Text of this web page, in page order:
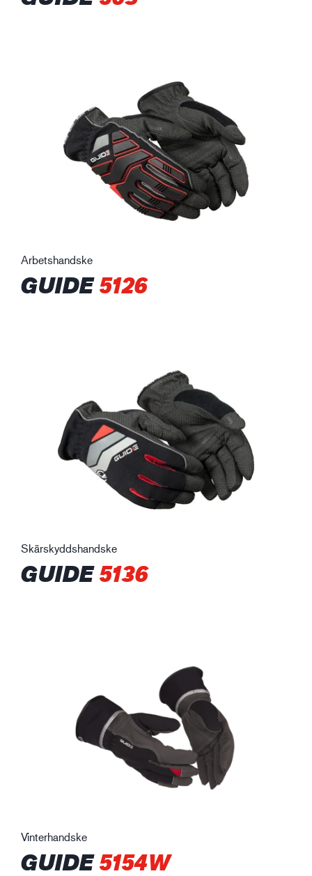
Arbetshandske
GUIDE5126
Skärskyddshandske
GUIDE5136
Vinterhandske
GUIDE5154W